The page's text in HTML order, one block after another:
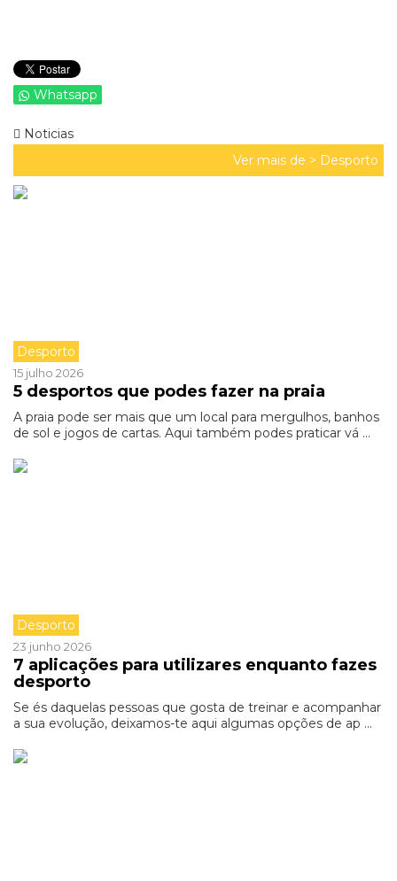
Whatsapp
Noticias
Ver mais de > Desporto
Desporto
15 julho 2026
5 desportos que podes fazer na praia
A praia pode ser mais que um local para mergulhos, banhos
de sol e jogos de cartas. Aqui também podes praticar vá ...
Desporto
23 junho 2026
7 aplicações para utilizares enquanto fazes
desporto
Se és daquelas pessoas que gosta de treinar e acompanhar
a sua evolução, deixamos-te aqui algumas opções de ap ...